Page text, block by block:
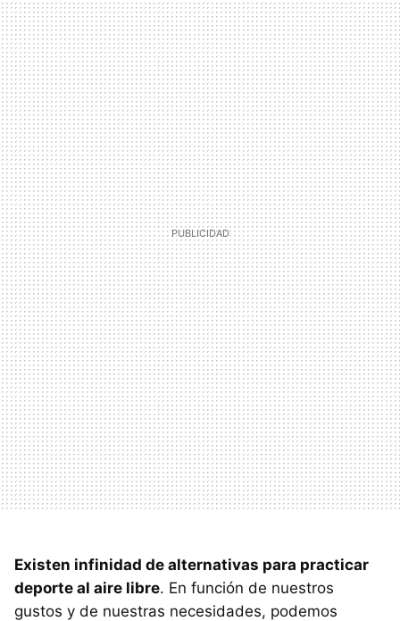
Existen infinidad de alternativas para practicar
deporte al aire libre. En función de nuestros
gustos y de nuestras necesidades, podemos